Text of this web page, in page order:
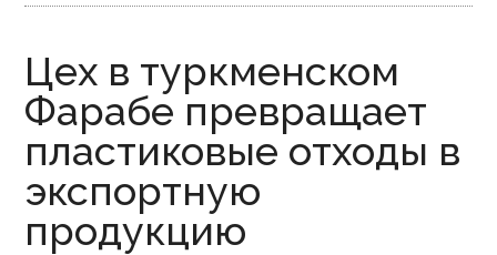
Цех в туркменском
Фарабе превращает
пластиковые отходы в
экспортную
продукцию